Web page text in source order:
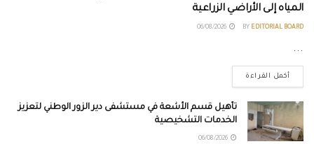
المياه إلى الأراضي الزراعية
BY EDITORIAL BOARD
...
أكمل القراءة
تأهيل قسم الأشعة في مستشفى دير الزور الوطني لتعزيز
الخدمات التشخيصية